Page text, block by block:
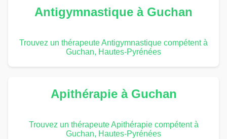
Antigymnastique à Guchan
Trouvez un thérapeute Antigymnastique compétent à
Guchan, Hautes-Pyrénées
Apithérapie à Guchan
Trouvez un thérapeute Apithérapie compétent à
Guchan, Hautes-Pyrénées